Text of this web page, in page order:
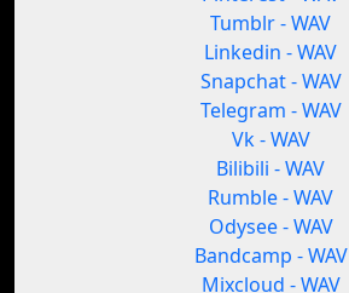
Tumblr - WAV
Linkedin - WAV
Snapchat - WAV
Telegram - WAV
Vk - WAV
Bilibili - WAV
Rumble - WAV
Odysee - WAV
Bandcamp - WAV
Mixcloud - WAV